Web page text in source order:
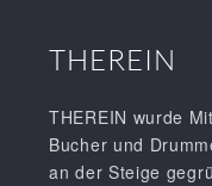
THEREIN
THEREIN wurde
Bucher und
an der Steige